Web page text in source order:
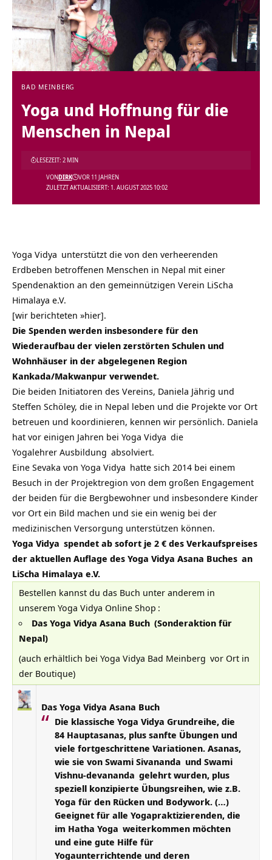
BAD MEINBERG
Yoga und Hoffnung für die
Menschen in Nepal
ZULETZT AKTUALISIERT: 1. AUGUST 2025 10:02
VONDIRK VOR 11 JAHREN
LESEZEIT: 2 MIN
Yoga Vidya unterstützt die von den verheerenden
Erdbeben betroffenen Menschen in Nepal mit einer
Spendenaktion an den gemeinnützigen Verein LiScha
Himalaya e.V.
[wir berichteten »hier].
Die Spenden werden insbesondere für den
Wiederaufbau der vielen zerstörten Schulen und
Wohnhäuser in der abgelegenen Region
Kankada/Makwanpur verwendet.
Die beiden Initiatoren des Vereins, Daniela Jährig und
Steffen Schöley, die in Nepal leben und die Projekte vor Ort
betreuen und koordinieren, kennen wir persönlich. Daniela
hat vor einigen Jahren bei Yoga Vidya die
Yogalehrer Ausbildung absolviert.
Eine Sevaka von Yoga Vidya hatte sich 2014 bei einem
Besuch in der Projektregion von dem großen Engagement
der beiden für die Bergbewohner und insbesondere Kinder
vor Ort ein Bild machen und sie ein wenig bei der
medizinischen Versorgung unterstützen können.
Yoga Vidya spendet ab sofort je 2 € des Verkaufspreises
der aktuellen Auflage des Yoga Vidya Asana Buches an
LiScha Himalaya e.V.
Bestellen kannst du das Buch unter anderem in
unserem Yoga Vidya Online Shop :
Das Yoga Vidya Asana Buch (Sonderaktion für
Nepal)
(auch erhältlich bei Yoga Vidya Bad Meinberg vor Ort in
der Boutique)
Das Yoga Vidya Asana Buch
Die klassische Yoga Vidya Grundreihe, die
84 Hauptasanas, plus sanfte Übungen und
viele fortgeschrittene Variationen. Asanas,
wie sie von Swami Sivananda und Swami
Vishnu-devananda gelehrt wurden, plus
speziell konzipierte Übungsreihen, wie z.B.
Yoga für den Rücken und Bodywork. (…)
Geeignet für alle Yogapraktizierenden, die
im Hatha Yoga weiterkommen möchten
und eine gute Hilfe für
Yogaunterrichtende und deren